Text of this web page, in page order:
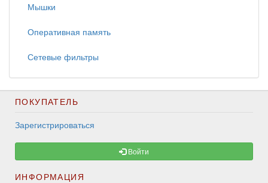
Мышки
Оперативная память
Сетевые фильтры
ПОКУПАТЕЛЬ
Зарегистрироваться
Войти
ИНФОРМАЦИЯ